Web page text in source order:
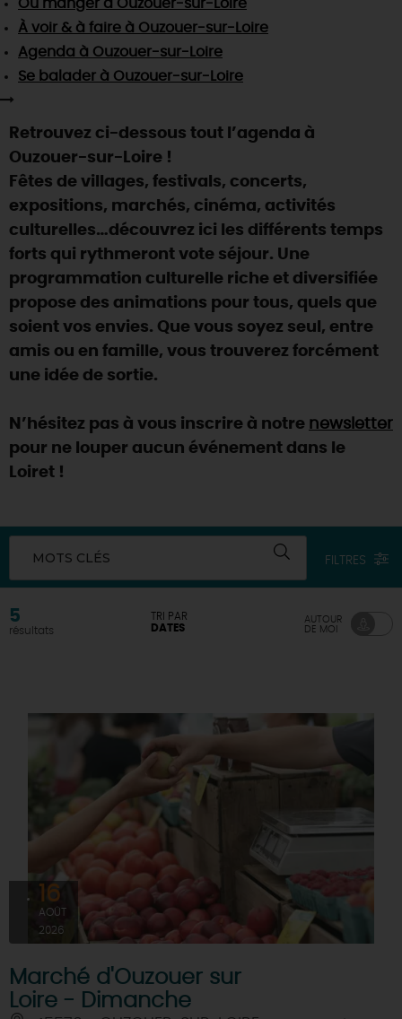
TOUTES LES ACTIVITÉS
Visitesgourmandesetcréatives
Vins etvignobles
Chic,une aire de pique-nique
Par ici lesguinguettes
La Route desMétiers d'Art
TOUT L'ART DE VIVRE
Des vacances auprès des animaux 🐎
(re)Découvrir les coulisses de la Faïencerie de
Gien !
Une saison de festivals 🎉
Rendez-vous de la nature en 2026
Des sorties en famille dans le Loiret !
Programme des animations "Loiret au fil de l'eau"
Où sortir ?
AUJOURD'HUI
DEMAIN
SE REPÉRER,SE DÉPLACER
INFOS & SERVICES
Où manger à Ouzouer-sur-Loire
À voir & à faire à Ouzouer-sur-Loire
Agenda à Ouzouer-sur-Loire
Se balader à Ouzouer-sur-Loire
Retrouvez ci-dessous tout l’agenda à
Ouzouer-sur-Loire !
Fêtes de villages, festivals, concerts,
expositions, marchés, cinéma, activités
culturelles…découvrez ici les différents temps
forts qui rythmeront vote séjour. Une
programmation culturelle riche et diversifiée
propose des animations pour tous, quels que
soient vos envies. Que vous soyez seul, entre
amis ou en famille, vous trouverez forcément
une idée de sortie.
N’hésitez pas à vous inscrire à notre newsletter
pour ne louper aucun événement dans le
Loiret !
MOTS CLÉS FILTRES
5
résultats
TRI PAR
DATES
AUTOUR
DE MOI
16
AOÛT
2026
Marché d'Ouzouer sur
Loire - Dimanche